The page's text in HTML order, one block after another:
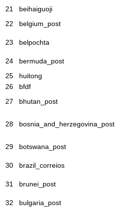
21
beihaiguoji
22
belgium_post
23
belpochta
24
bermuda_post
25
huitong
26
bfdf
27
bhutan_post
28 bosnia_and_herzegovina_post
29
botswana_post
30
brazil_correios
31
brunei_post
32
bulgaria_post